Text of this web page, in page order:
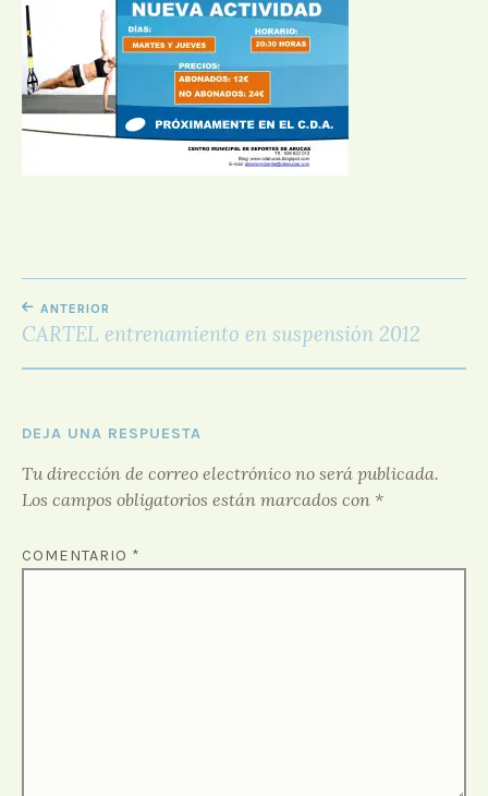
D
O
R
R
O
NAVEGACIÓN
DE
ENTRADAS
ANTERIOR
CARTEL entrenamiento en suspensión 2012
DEJA UNA RESPUESTA
Tu dirección de correo electrónico no será publicada.
Los campos obligatorios están marcados con *
COMENTARIO *